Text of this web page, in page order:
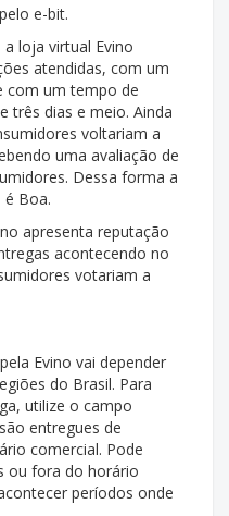
e-bit.
loja virtual Evino
atendidas, com um
com um tempo de
três dias e meio. Ainda
voltariam a
uma avaliação de
Dessa forma a
é Boa.
apresenta reputação
acontecendo no
votariam a
Evino vai depender
do Brasil. Para
utilize o campo
entregues de
comercial. Pode
ou fora do horário
períodos onde